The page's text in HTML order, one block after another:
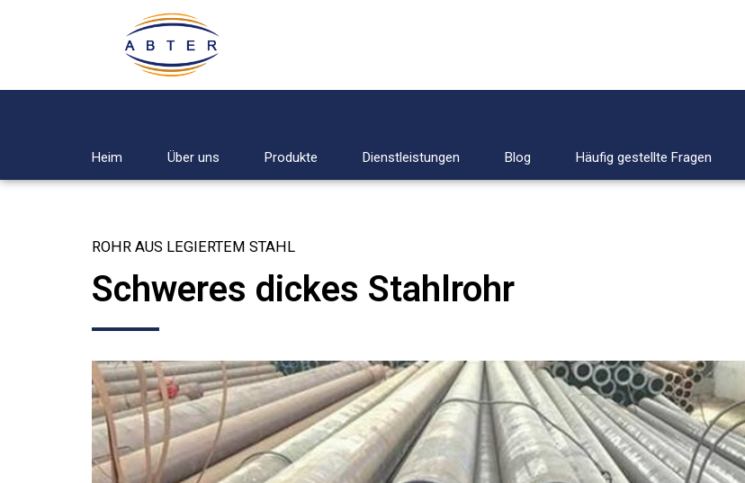
Heim Über uns Produkte Dienstleistungen Blog Häufig gestellte Fragen
ROHR AUS LEGIERTEM STAHL
Schweres dickes Stahlrohr